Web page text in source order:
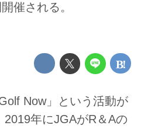
催される。
Now」という活動が
年にJGAがR＆Aの